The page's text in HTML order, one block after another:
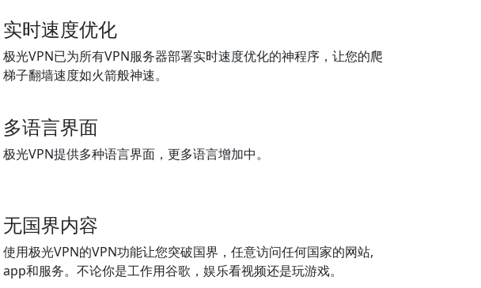
实时速度优化
极光VPN已为所有VPN服务器部署实时速度优化的神程序，让您的爬
梯子翻墙速度如火箭般神速。
多语言界面
极光VPN提供多种语言界面，更多语言增加中。
无国界内容
使用极光VPN的VPN功能让您突破国界，任意访问任何国家的网站,
app和服务。不论你是工作用谷歌，娱乐看视频还是玩游戏。